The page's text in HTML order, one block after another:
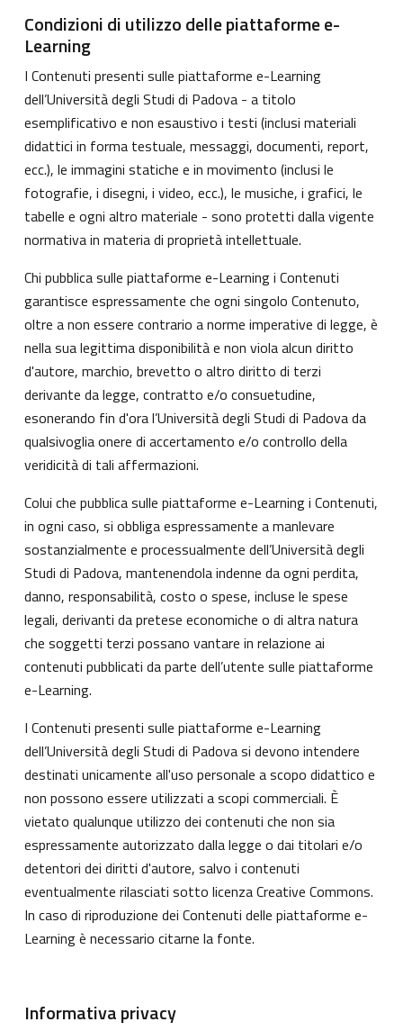
Condizioni di utilizzo delle piattaforme e-
Learning
I Contenuti presenti sulle piattaforme e-Learning
dell’Università degli Studi di Padova - a titolo
esemplificativo e non esaustivo i testi (inclusi materiali
didattici in forma testuale, messaggi, documenti, report,
ecc.), le immagini statiche e in movimento (inclusi le
fotografie, i disegni, i video, ecc.), le musiche, i grafici, le
tabelle e ogni altro materiale - sono protetti dalla vigente
normativa in materia di proprietà intellettuale.
Chi pubblica sulle piattaforme e-Learning i Contenuti
garantisce espressamente che ogni singolo Contenuto,
oltre a non essere contrario a norme imperative di legge, è
nella sua legittima disponibilità e non viola alcun diritto
d'autore, marchio, brevetto o altro diritto di terzi
derivante da legge, contratto e/o consuetudine,
esonerando fin d'ora l’Università degli Studi di Padova da
qualsivoglia onere di accertamento e/o controllo della
veridicità di tali affermazioni.
Colui che pubblica sulle piattaforme e-Learning i Contenuti,
in ogni caso, si obbliga espressamente a manlevare
sostanzialmente e processualmente dell’Università degli
Studi di Padova, mantenendola indenne da ogni perdita,
danno, responsabilità, costo o spese, incluse le spese
legali, derivanti da pretese economiche o di altra natura
che soggetti terzi possano vantare in relazione ai
contenuti pubblicati da parte dell’utente sulle piattaforme
e-Learning.
I Contenuti presenti sulle piattaforme e-Learning
dell’Università degli Studi di Padova si devono intendere
destinati unicamente all'uso personale a scopo didattico e
non possono essere utilizzati a scopi commerciali. È
vietato qualunque utilizzo dei contenuti che non sia
espressamente autorizzato dalla legge o dai titolari e/o
detentori dei diritti d'autore, salvo i contenuti
eventualmente rilasciati sotto licenza Creative Commons.
In caso di riproduzione dei Contenuti delle piattaforme e-
Learning è necessario citarne la fonte.
Informativa privacy